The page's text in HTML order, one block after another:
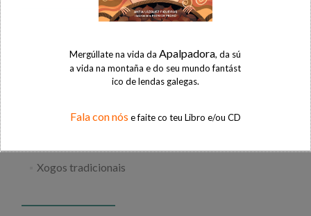
Natureza
Obradoiros creativos
Proxectos educativos
Xogos tradicionais
Mergúllate na vida daApalpadora, da sú
a vida na montaña e do seu mundo fantást
ico de lendas galegas.
Fala con nós e faite co teu Libro e/ou CD